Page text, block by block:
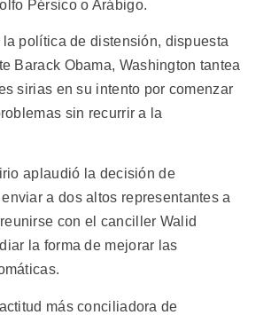
Pérsico o Arábigo.
la política de distensión, dispuesta
Barack Obama, Washington tantea
sirias en su intento por comenzar
sin recurrir a la
aplaudió la decisión de
a dos altos representantes a
con el canciller Walid
la forma de mejorar las
más conciliadora de